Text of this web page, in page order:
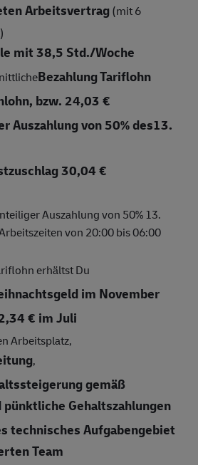
Arbeitsvertrag(mit 6
mit 38,5 Std./Woche
BezahlungTariflohn
bzw. 24,03 €
Auszahlung von 50% des13.
30,04 €
Auszahlung von 50% 13.
von 20:00 bis 06:00
erhältst Du
im November
€ im Juli
Arbeitsplatz,
,
gemäß
Gehaltszahlungen
technisches Aufgabengebiet
Team